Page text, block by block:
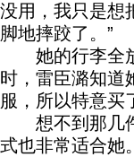
没用，我只是想
脚地摔跤了。”
她的行李全放
时，雷臣潞知道
服，所以特意买
想不到那几件
式也非常适合她。